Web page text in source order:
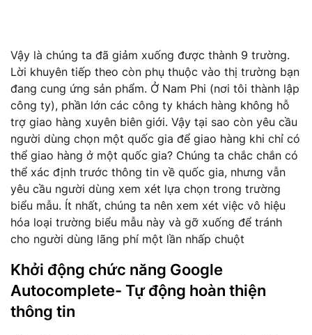
Vậy là chúng ta đã giảm xuống được thành 9 trường.
Lời khuyên tiếp theo còn phụ thuộc vào thị trường bạn
đang cung ứng sản phẩm. Ở Nam Phi (nơi tôi thành lập
công ty), phần lớn các công ty khách hàng không hỗ
trợ giao hàng xuyên biên giới. Vậy tại sao còn yêu cầu
người dùng chọn một quốc gia để giao hàng khi chỉ có
thể giao hàng ở một quốc gia? Chúng ta chắc chắn có
thể xác định trước thông tin về quốc gia, nhưng vẫn
yêu cầu người dùng xem xét lựa chọn trong trường
biểu mẫu. Ít nhất, chúng ta nên xem xét việc vô hiệu
hóa loại trường biểu mẫu này và gỡ xuống để tránh
cho người dùng lãng phí một lần nhấp chuột
Khởi động chức năng Google
Autocomplete- Tự động hoàn thiện
thông tin